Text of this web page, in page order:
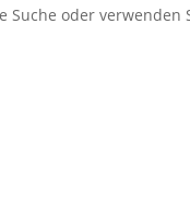
oder verwenden